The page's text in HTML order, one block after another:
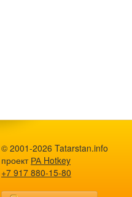
© 2001-2026 Tatarstan.info
проект РА Hotkey
+7 917 880-15-80